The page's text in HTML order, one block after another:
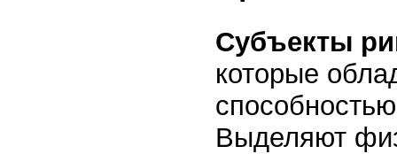
Субъекты
которые
Выделяют